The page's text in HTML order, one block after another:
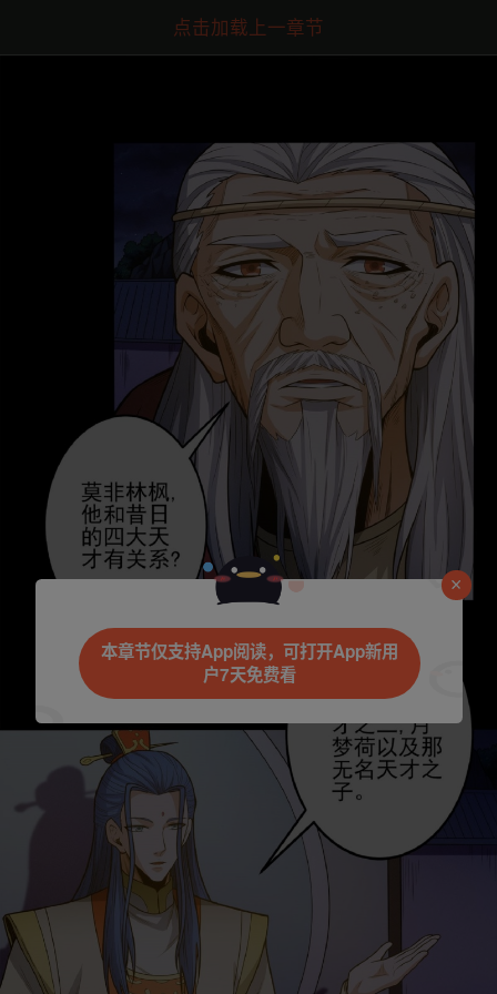
点击加载上一章节
本章节仅支持App阅读，可打开App新用
户7天免费看